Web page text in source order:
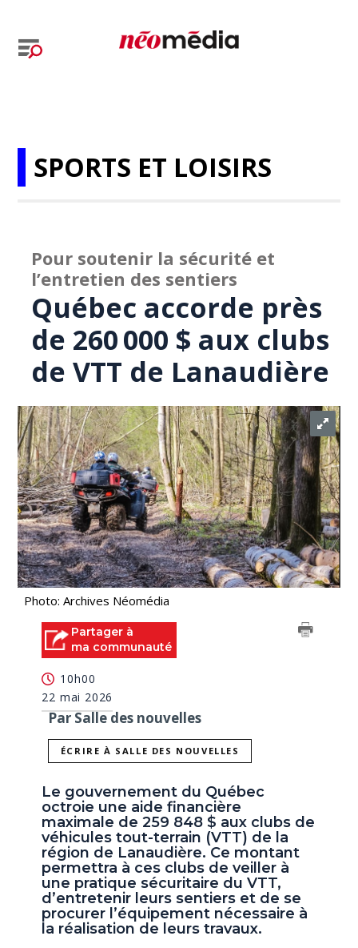
SPORTS ET LOISIRS
Pour soutenir la sécurité et
l’entretien des sentiers
Québec accorde près
de 260 000 $ aux clubs
de VTT de Lanaudière
Photo: Archives Néomédia
Partager à
ma communauté
10h00
22 mai 2026
Par Salle des nouvelles
ÉCRIRE À SALLE DES NOUVELLES
Le gouvernement du Québec
octroie une aide financière
maximale de 259 848 $ aux clubs de
véhicules tout-terrain (VTT) de la
région de Lanaudière. Ce montant
permettra à ces clubs de veiller à
une pratique sécuritaire du VTT,
d’entretenir leurs sentiers et de se
procurer l’équipement nécessaire à
la réalisation de leurs travaux.